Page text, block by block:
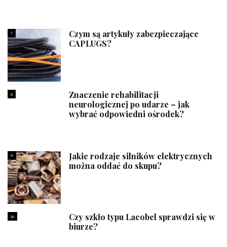
7
Czym są artykuły zabezpieczające
CAPLUGS?
8
Znaczenie rehabilitacji
neurologicznej po udarze – jak
wybrać odpowiedni ośrodek?
9
Jakie rodzaje silników elektrycznych
można oddać do skupu?
10
Czy szkło typu Lacobel sprawdzi się w
biurze?